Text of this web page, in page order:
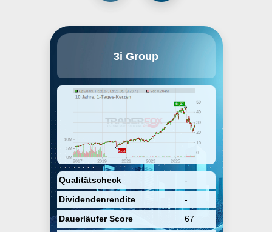
3i Group
Qualitätscheck
-
Dividendenrendite
-
Dauerläufer Score
67
tätiges Investmentunternehmen
Equity und Infrastruktur. Der
Bereich Debt Management wird
gemäss Unternehmensmitteilung
vom Oktober 2016 an Investcorp
verkauft. 3i investiert
hauptsächlich in Unternehmen der
Bereiche Dienstleistungen,
Verbrauchsgüter und Industrie,
Versorgungs- und
Transportunternehmen und
soziale Infrastruktur in
Nordeuropa und Nordamerika. 3i
wurde bereits 1945 gegründet und
hat seinen Hauptsitz in London,
UK.